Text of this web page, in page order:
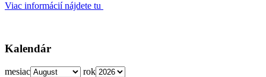
Viac informácií nájdete tu
Kalendár
mesiac rok